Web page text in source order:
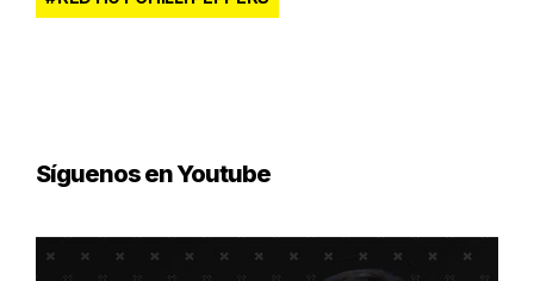
Síguenos en Youtube